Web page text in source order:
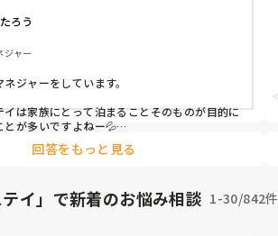
毎に、ニーズ抽出が必要だからね！
ゃんと居宅のケアマネさんと連携して、
てるショートってあるのかな、もしあるな
にケアプラン作ってるのかな？と、桃源郷
気持ちで投稿します。
変だろうと思います💦
ろう
ジャー
ジャーをしています。
イは家族にとって泊まることそのものが目的に
とが多いですよねー💦
いるショートステイでは、利用者ごとに違うケ
ズなど居宅プランと同じになっていることが多
回答をもっと見る
テイ」で新着のお悩み相談 1-30/842件